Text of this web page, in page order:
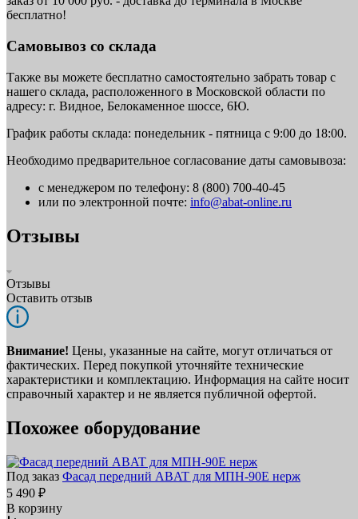
бесплатно!
Самовывоз со склада
Также вы можете бесплатно самостоятельно забрать товар с
нашего склада, расположенного в Московской области по
адресу: г. Видное, Белокаменное шоссе, 6Ю.
График работы склада: понедельник - пятница с 9:00 до 18:00.
Необходимо предварительное согласование даты самовывоза:
с менеджером по телефону: 8 (800) 700-40-45
или по электронной почте: info@abat-online.ru
Отзывы
Отзывы
Оставить отзыв
Внимание! Цены, указанные на сайте, могут отличаться от
фактических. Перед покупкой уточняйте технические
характеристики и комплектацию. Информация на сайте носит
справочный характер и не является публичной офертой.
Похожее оборудование
Под заказ Фасад передний ABAT для МПН-90Е нерж
5 490 ₽
В корзину